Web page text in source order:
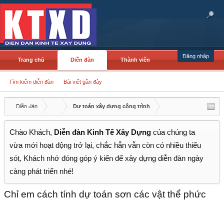
Đăng nhập
Trang chủ Diễn đàn
Tìm kiếm diễn đàn Bài viết gần đây
Thành viên
Diễn đàn Dự toán xây dựng công trình
Chào Khách, Diễn đàn Kinh Tế Xây Dựng của chúng ta
vừa mới hoạt động trở lại, chắc hẳn vẫn còn có nhiều thiếu
sót, Khách nhớ đóng góp ý kiến để xây dựng diễn đàn ngày
càng phát triển nhé!
Chỉ em cách tính dự toán sơn các vật thể phức